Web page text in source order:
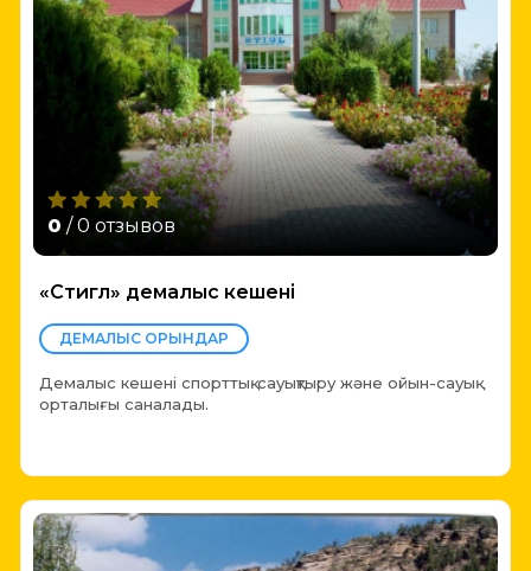
0 / 0 отзывов
«Стигл» демалыс кешені
ДЕМАЛЫС ОРЫНДАР
Демалыс кешені спорттық-сауықтыру және ойын-сауық
орталығы саналады.